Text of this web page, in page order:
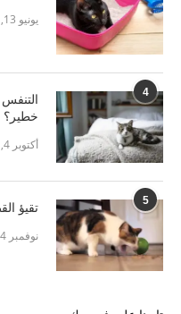
يونيو 13, 2020
4
خطير؟
أكتوبر 4, 2021
5 تقيؤ
نوفمبر 14, 2022